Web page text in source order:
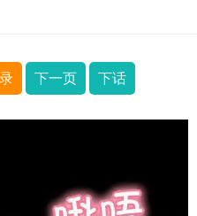
下一页 下话